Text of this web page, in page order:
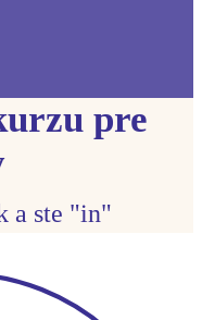
pre
a ste "in"